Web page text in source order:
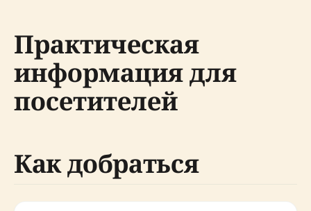
Практическая
информация для
посетителей
Как добраться